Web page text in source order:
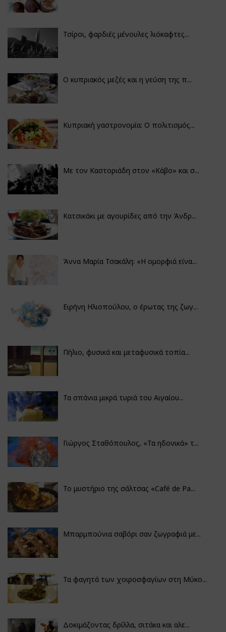
Τσίροι, φαρδιές μένουλες λιόκαφτες...
Ο κυπριακός μεζές και η γεύση της π...
Κυπριακή γαστρονομία: Ο πολιτισμός...
Με τον Καστοριάδη στον «Κάβο» και σ...
Κατσικάκι με αγουρίδες από την Άνδρ...
Άννα Μαρία Τσακάλη: «Η ομορφιά είνα...
Ειρήνη Ηλιοπούλου, ο έρωτας της ζωγ...
Πήλιο, φυσικά και μεταφυσικά τοπία...
Τα σπάνια μικρά τυριά του Αιγαίου...
Γιώργος Σταθόπουλος, «Τα ηδονικά» τ...
Το μυστήριο της σάλτσας «Café de Pa...
Μπαρμπούνια σαβόρι σαν ζωγραφιά με...
Τα φαγητά των χοιροσφαγίων στη Μύκο...
Δοκιμάζοντας δρίλλα, σιτάκα και αλε...